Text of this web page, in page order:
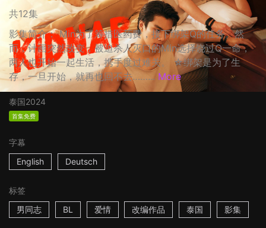
共12集
影集简介： Min为了筹措医药费，接下绑架Q的任务。然
而，计画突然改变，被迫杀人灭口的Min选择饶过Q一命，
两人也开始一起生活，携手度过难关。 ☆绑架是为了生
存，一旦开始，就再也回不去……... More
泰国2024
首集免费
字幕
English
Deutsch
标签
男同志
BL 爱情 改编作品 泰国 影集